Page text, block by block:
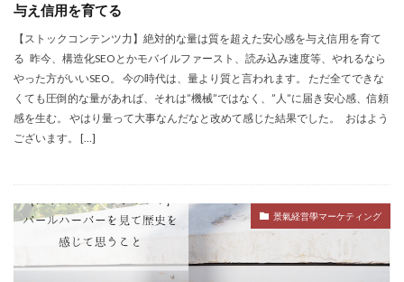
与え信用を育てる
【ストックコンテンツ力】絶対的な量は質を超えた安心感を与え信用を育て
る 昨今、構造化SEOとかモバイルファースト、読み込み速度等、やれるなら
やった方がいいSEO。 今の時代は、量より質と言われます。 ただ全てできな
くても圧倒的な量があれば、それは”機械”ではなく、”人”に届き安心感、信頼
感を生む。 やはり量って大事なんだなと改めて感じた結果でした。 おはよう
ございます。 […]
景氣経営學マーケティング